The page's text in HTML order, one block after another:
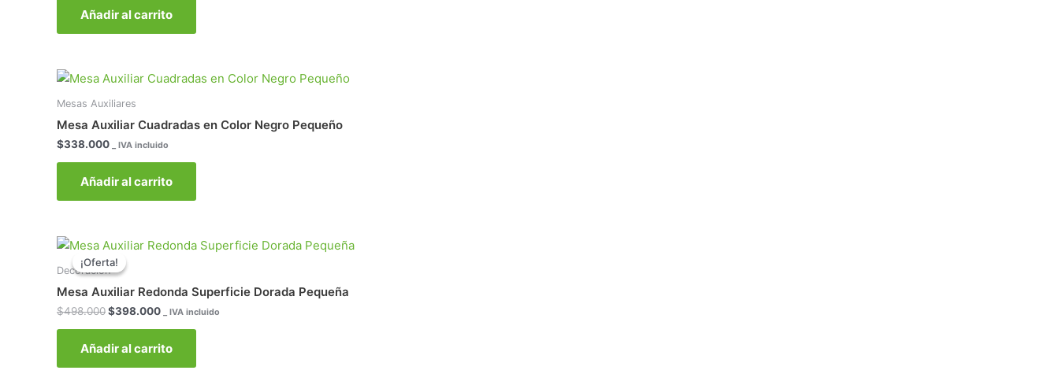
Añadir al carrito
Mesas Auxiliares
Mesa Auxiliar Cuadradas en Color Negro Pequeño
$338.000 _ IVA incluido
Añadir al carrito
¡Oferta!
¡Oferta!
Decoración
Mesa Auxiliar Redonda Superficie Dorada Pequeña
$498.000
El
precio
original
$498.000.
$398.000
El
$398.000.
_ IVA incluido
Añadir al carrito